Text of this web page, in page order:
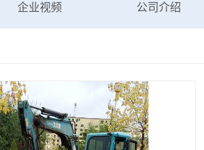
企业视频 公司介绍